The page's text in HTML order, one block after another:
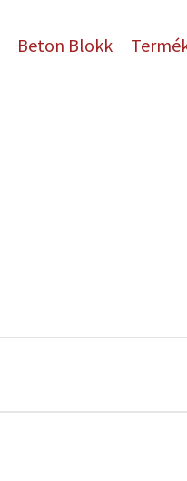
Beton Blokk